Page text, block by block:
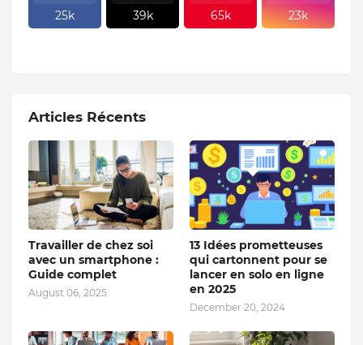
25k 39k 65k 23k
Articles Récents
Travailler de chez soi
avec un smartphone :
Guide complet
August 06, 2025
13 Idées prometteuses
qui cartonnent pour se
lancer en solo en ligne
en 2025
December 20, 2024